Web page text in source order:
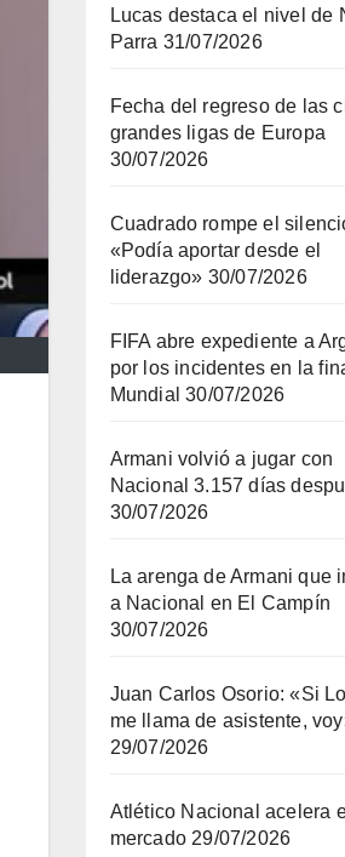
Lucas destaca el nivel de
Parra 31/07/2026
Fecha del regreso de las
grandes ligas de Europa
30/07/2026
Cuadrado rompe el
«Podía aportar desde el
liderazgo» 30/07/2026
FIFA abre expediente a
por los incidentes en la
Mundial 30/07/2026
Armani volvió a jugar con
Nacional 3.157 días
30/07/2026
La arenga de Armani que
a Nacional en El Campín
30/07/2026
Juan Carlos Osorio: «Si
me llama de asistente,
29/07/2026
Atlético Nacional acelera
mercado 29/07/2026